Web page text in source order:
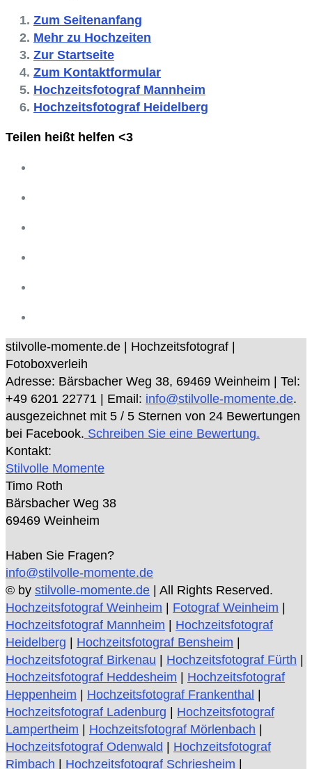
Zum Seitenanfang
Mehr zu Hochzeiten
Zur Startseite
Zum Kontaktformular
Hochzeitsfotograf Mannheim
Hochzeitsfotograf Heidelberg
Teilen heißt helfen <3
stilvolle-momente.de | Hochzeitsfotograf |
Fotoboxverleih
Adresse: Bärsbacher Weg 38, 69469 Weinheim | Tel:
+49 6201 22771 | Email: info@stilvolle-momente.de.
ausgezeichnet mit 5 / 5 Sternen von 24 Bewertungen
bei Facebook. Schreiben Sie eine Bewertung.
Kontakt:
Stilvolle Momente
Timo Roth
Bärsbacher Weg 38
69469 Weinheim
Haben Sie Fragen?
info@stilvolle-momente.de
© by stilvolle-momente.de | All Rights Reserved.
Hochzeitsfotograf Weinheim | Fotograf Weinheim |
Hochzeitsfotograf Mannheim | Hochzeitsfotograf
Heidelberg | Hochzeitsfotograf Bensheim |
Hochzeitsfotograf Birkenau | Hochzeitsfotograf Fürth |
Hochzeitsfotograf Heddesheim | Hochzeitsfotograf
Heppenheim | Hochzeitsfotograf Frankenthal |
Hochzeitsfotograf Ladenburg | Hochzeitsfotograf
Lampertheim | Hochzeitsfotograf Mörlenbach |
Hochzeitsfotograf Odenwald | Hochzeitsfotograf
Rimbach | Hochzeitsfotograf Schriesheim |